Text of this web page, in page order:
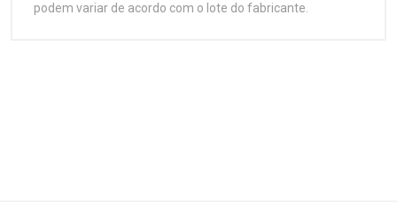
podem variar de acordo com o lote do fabricante.